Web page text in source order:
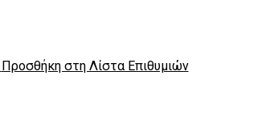
Προσθήκη στη Λίστα Επιθυμιών